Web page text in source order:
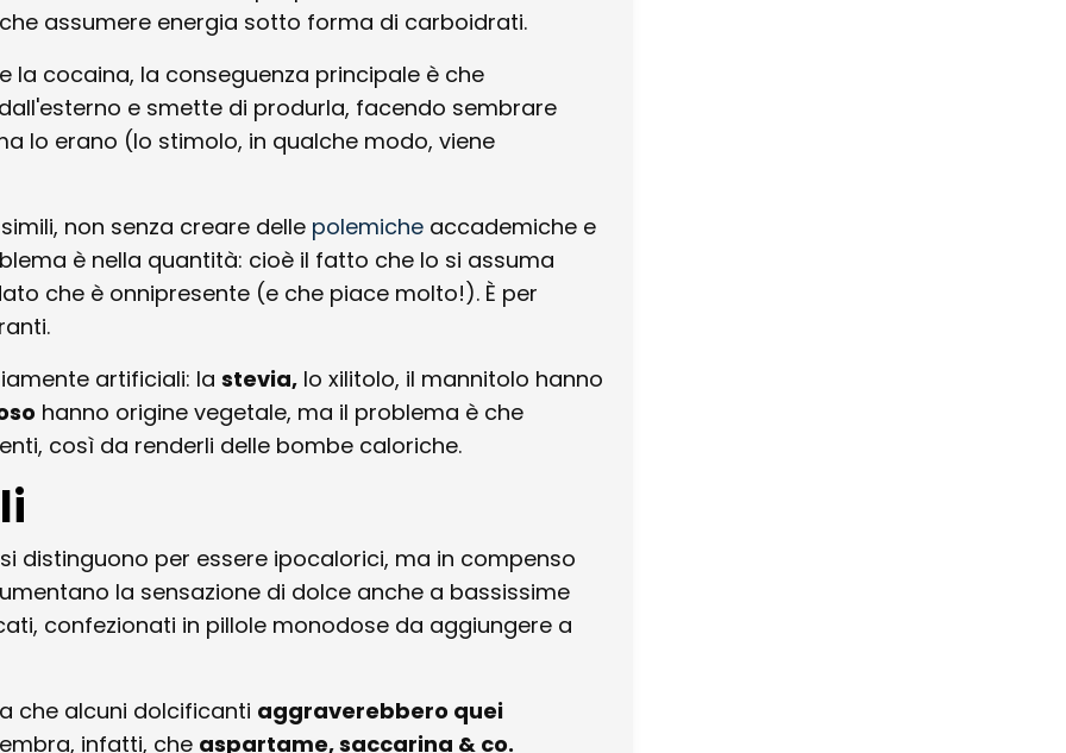
assumere energia sotto forma di carboidrati.
la cocaina, la conseguenza principale è che
e smette di produrla, facendo sembrare
lo erano (lo stimolo, in qualche modo, viene
non senza creare delle polemiche accademiche e
è nella quantità: cioè il fatto che lo si assuma
che è onnipresente (e che piace molto!). È per
artificiali: la stevia, lo xilitolo, il mannitolo hanno
hanno origine vegetale, ma il problema è che
così da renderli delle bombe caloriche.
distinguono per essere ipocalorici, ma in compenso
la sensazione di dolce anche a bassissime
confezionati in pillole monodose da aggiungere a
che alcuni dolcificanti aggraverebbero quei
infatti, che aspartame, saccarina & co.